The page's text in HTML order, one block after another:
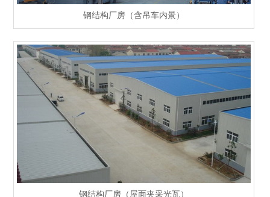
钢结构厂房（含吊车内景）
钢结构厂房（屋面夹采光瓦）